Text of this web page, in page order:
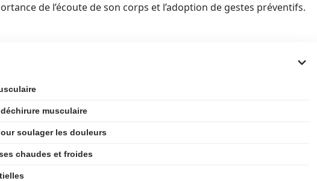
de l’écoute de son corps et l’adoption de gestes préventifs.
musculaire
soulager les douleurs
chaudes et froides